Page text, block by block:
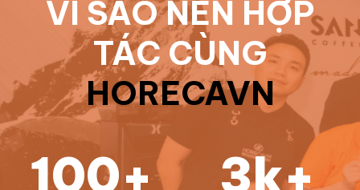
VÌ SAO NÊN HỢP
TÁC CÙNG
HORECAVN
100+ 3k+